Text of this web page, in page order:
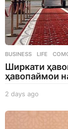
BUSINESS ,LIFE
Ширкати
ҳавопаймои
2 days ago
a